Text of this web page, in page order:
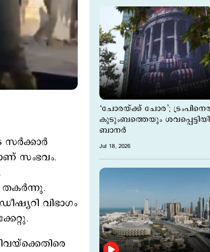
സര്‍ക്കാര്‍
സംഭവം.
തകര്‍ന്നു.
വിഭാഗം
‘ചോരയ്ക്ക് ചോര’;
കുടുംബത്തെയും
ബാനര്‍
Jul 18, 2026